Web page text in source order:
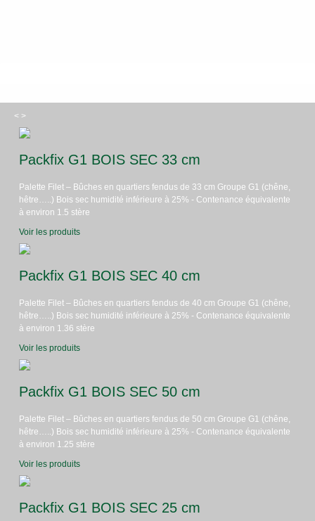
< >
Packfix G1 BOIS SEC 33 cm
Palette Filet – Bûches en quartiers fendus de 33 cm Groupe G1 (chêne,
hêtre…..) Bois sec humidité inférieure à 25% - Contenance équivalente
à environ 1.5 stère
Voir les produits
Packfix G1 BOIS SEC 40 cm
Palette Filet – Bûches en quartiers fendus de 40 cm Groupe G1 (chêne,
hêtre…..) Bois sec humidité inférieure à 25% - Contenance équivalente
à environ 1.36 stère
Voir les produits
Packfix G1 BOIS SEC 50 cm
Palette Filet – Bûches en quartiers fendus de 50 cm Groupe G1 (chêne,
hêtre…..) Bois sec humidité inférieure à 25% - Contenance équivalente
à environ 1.25 stère
Voir les produits
Packfix G1 BOIS SEC 25 cm